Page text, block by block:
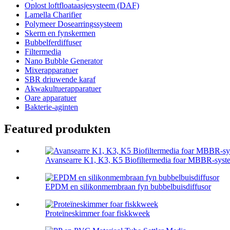
Oplost loftfloataasjesysteem (DAF)
Lamella Charifier
Polymeer Dosearringssysteem
Skerm en fynskermen
Bubbelferdiffuser
Filtermedia
Nano Bubble Generator
Mixerapparatuer
SBR driuwende karaf
Akwakultuerapparatuer
Oare apparatuer
Bakterie-aginten
Featured produkten
Avansearre K1, K3, K5 Biofiltermedia foar MBBR-
EPDM en silikonmembraan fyn bubbelbuisdiffusor
Proteïneskimmer foar fiskkweek